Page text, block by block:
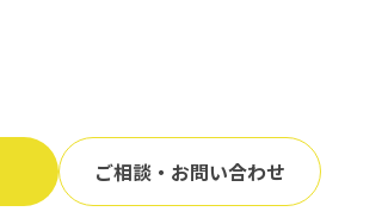
ご相談・お問い合わせ